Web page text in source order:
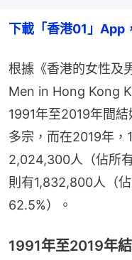
下載「香港01」App
根據《香港的女性及
Men in Hong Kong
1991年至2019年間
多宗，而在2019年，
2,024,300人（佔所
則有1,832,800人（
62.5%）。
1991年至2019年